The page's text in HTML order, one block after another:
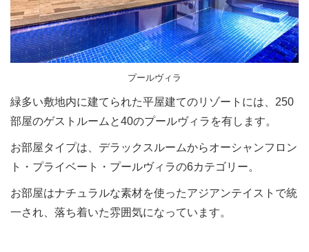
プールヴィラ
緑多い敷地内に建てられた平屋建てのリゾートには、250
部屋のゲストルームと40のプールヴィラを有します。
お部屋タイプは、デラックスルームからオーシャンフロン
ト・プライベート・プールヴィラの6カテゴリー。
お部屋はナチュラルな素材を使ったアジアンテイストで統
一され、落ち着いた雰囲気になっています。